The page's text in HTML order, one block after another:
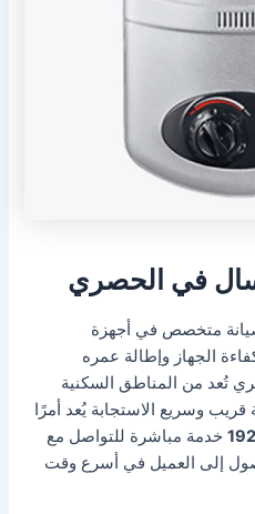
في الحصري
صيانة متخصص في أجهزة
الجهاز وإطالة عمره
تُعد من المناطق السكنية
وسريع الاستجابة يُعد أمرًا
خدمة مباشرة للتواصل مع
إلى العميل في أسرع وقت